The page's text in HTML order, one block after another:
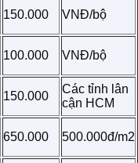
150.000 VNĐ/bộ
100.000 VNĐ/bộ
150.000
Các tỉnh lân
cận HCM
650.000 500.000đ/m2